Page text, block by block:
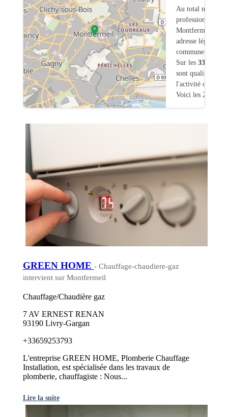
Au total nous
professionnels
Montfermeil
adresse légale ou
commune.
Sur les 339
sont qualifiés
l'activité
Voici les 20
GREEN HOME - Chauffage-chaudiere-gaz
intervient sur Montfermeil
Chauffage/Chaudière gaz
7 AV ERNEST RENAN
93190 Livry-Gargan
+33659253793
L'entreprise GREEN HOME, Plomberie Chauffage
Installation, est spécialisée dans les travaux de
plomberie, chauffagiste : Nous...
Lire la suite